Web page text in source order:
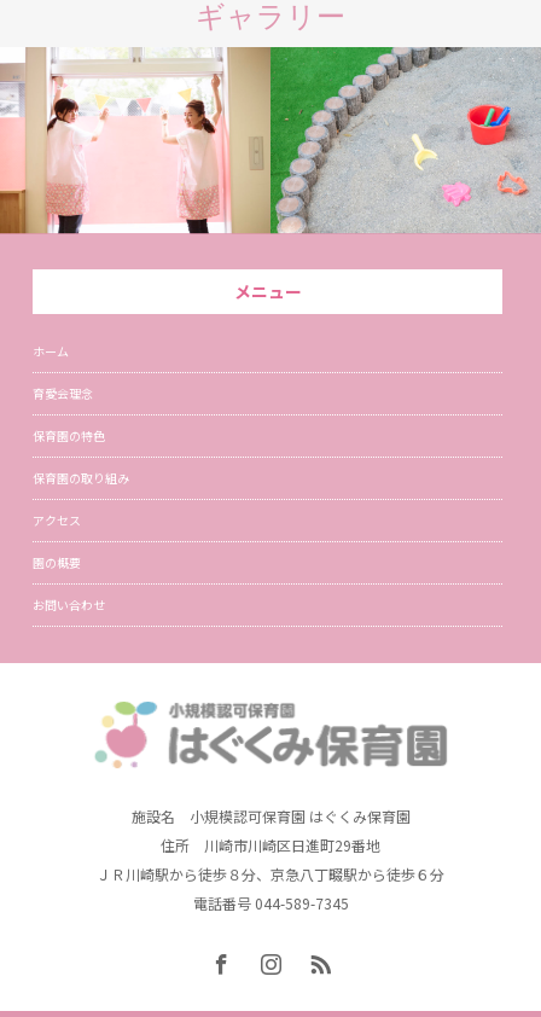
ギャラリー
メニュー
ホーム
育愛会理念
保育園の特色
保育園の取り組み
アクセス
園の概要
お問い合わせ
施設名 小規模認可保育園 はぐくみ保育園
住所 川崎市川崎区日進町29番地
ＪＲ川崎駅から徒歩８分、京急八丁畷駅から徒歩６分
電話番号 044-589-7345